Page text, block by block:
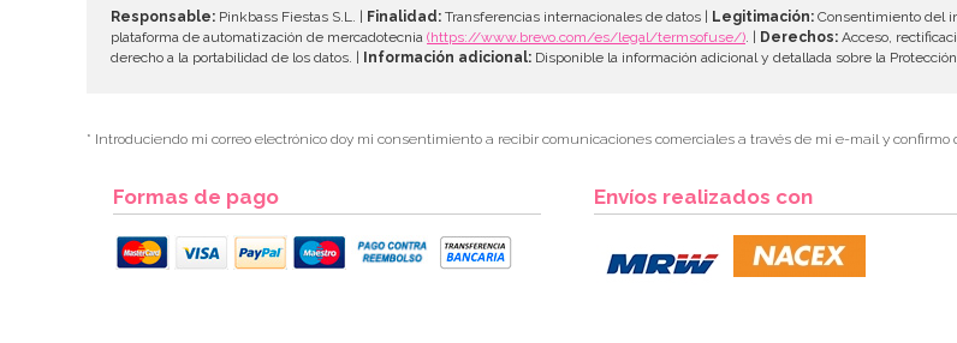
Responsable: Pinkbass Fiestas S.L. | Finalidad: Transferencias internacionales de datos | Legitimación: Consentimiento del
plataforma de automatización de mercadotecnia (https://www.brevo.com/es/legal/termsofuse/) . | Derechos: Acceso,
derecho a la portabilidad de los datos. | Información adicional: Disponible la información adicional y detallada sobre la
* Introduciendo mi correo electrónico doy mi consentimiento a recibir comunicaciones comerciales a través de mi e-mail y confirmo
Formas de pago Envíos realizados con